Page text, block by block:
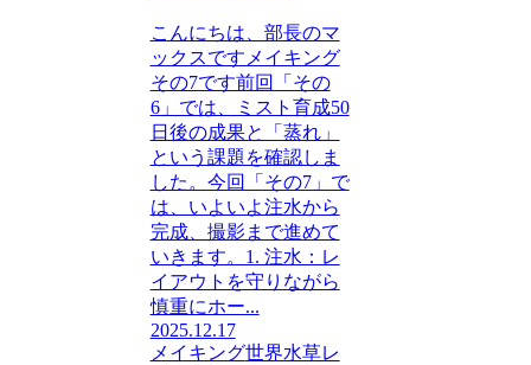
こんにちは、部長のマ
ックスですメイキング
その7です前回「その
6」では、ミスト育成50
日後の成果と「蒸れ」
という課題を確認しま
した。今回「その7」で
は、いよいよ注水から
完成、撮影まで進めて
いきます。1. 注水：レ
イアウトを守りながら
慎重にホー...
2025.12.17
メイキング世界水草レ